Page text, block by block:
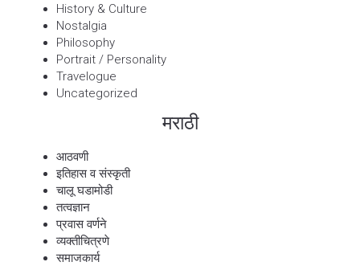
History & Culture
Nostalgia
Philosophy
Portrait / Personality
Travelogue
Uncategorized
मराठी
आठवणी
इतिहास व संस्कृती
चालू घडामोडी
तत्वज्ञान
प्रवास वर्णने
व्यक्तीचित्रणे
समाजकार्य